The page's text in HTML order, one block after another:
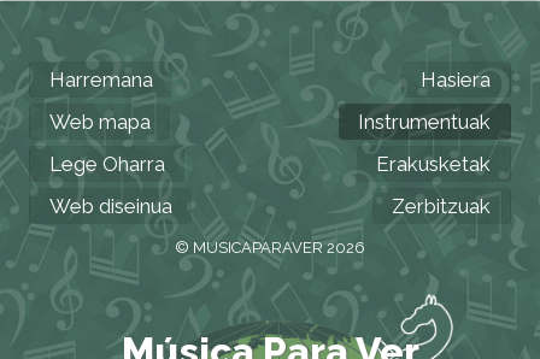
Harremana
Web mapa
Lege Oharra
Web diseinua
Hasiera
Instrumentuak
Erakusketak
Zerbitzuak
© MUSICAPARAVER 2026